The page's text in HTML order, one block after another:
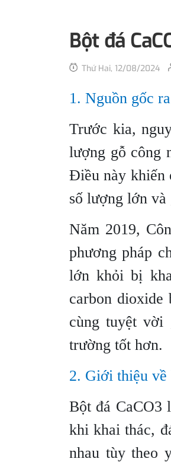
Bột đá
Thứ Hai, 12/08/2024
1. Nguồn gốc
Trước kia,
lượng gỗ công
Điều này khiến
số lượng lớn và
Năm 2019,
phương pháp
lớn khỏi bị
carbon
cùng tuyệt vời
trường tốt hơn.
2. Giới thiệu về
Bột đá CaCO3
khi khai thác,
nhau tùy theo